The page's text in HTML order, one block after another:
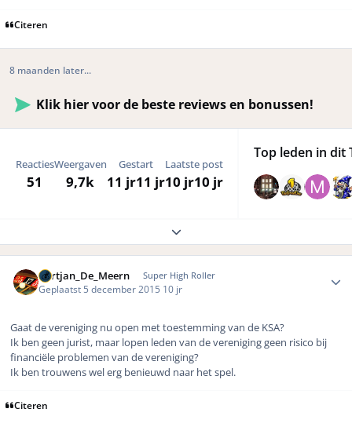
Citeren
8 maanden later...
Klik hier voor de beste reviews en bonussen!
Reacties
51
Weergaven
9,7k
Gestart
11 jr11 jr
Laatste post
10 jr10 jr
Top leden in dit
Expand topic overview
Gertjan_De_Meern Super High Roller
Geplaatst 5 december 2015 10 jr
Gaat de vereniging nu open met toestemming van de KSA?
Ik ben geen jurist, maar lopen leden van de vereniging geen risico bij
financiële problemen van de vereniging?
Ik ben trouwens wel erg benieuwd naar het spel.
Citeren